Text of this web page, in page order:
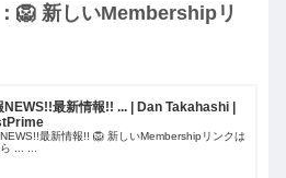
🦁 新しいMembershipリ
NEWS!!最新情報!! ... | Dan Takahashi |
最新情報!! 🦁 新しいMembershipリンクは
... ...